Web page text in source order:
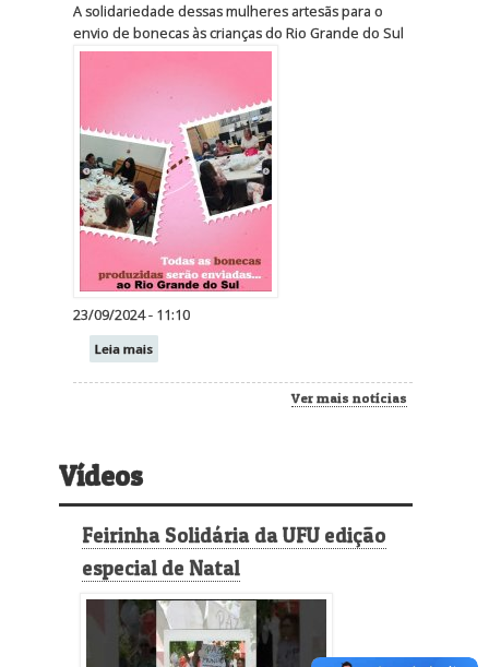
A solidariedade dessas mulheres artesãs para o
envio de bonecas às crianças do Rio Grande do Sul
23/09/2024 - 11:10
Leia mais
Ver mais notícias
Vídeos
Feirinha Solidária da UFU edição
especial de Natal